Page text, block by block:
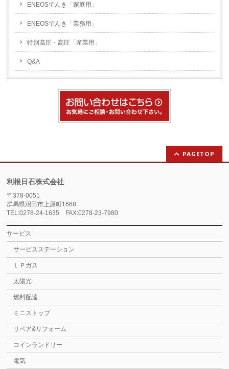
ENEOSでんき「家庭用」
ENEOSでんき「業務用」
特別高圧・高圧「産業用」
Q&A
PAGETOP
利根日石株式会社
〒378-0051
群馬県沼田市上原町1668
TEL:0278-24-1635 FAX:0278-23-7980
サービス
サービスステーション
ＬＰガス
太陽光
燃料配達
ミニストップ
リペア&リフォーム
コインランドリー
電気